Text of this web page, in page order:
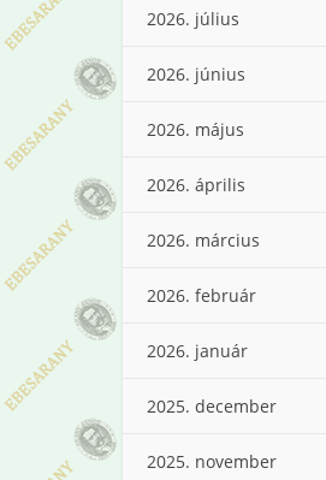
2026. július
2026. június
2026. május
2026. április
2026. március
2026. február
2026. január
2025. december
2025. november